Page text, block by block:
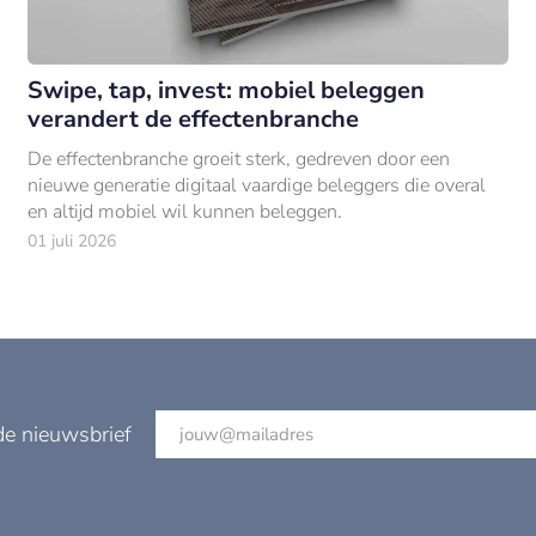
Swipe, tap, invest: mobiel beleggen
verandert de effectenbranche
De effectenbranche groeit sterk, gedreven door een
nieuwe generatie digitaal vaardige beleggers die overal
en altijd mobiel wil kunnen beleggen.
01 juli 2026
nieuwsbrief